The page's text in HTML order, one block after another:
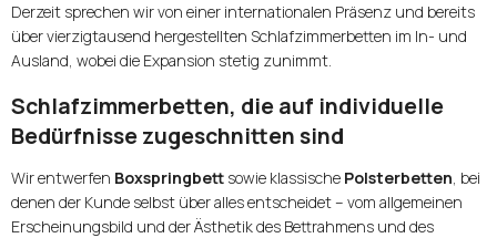
Derzeit sprechen wir von einer internationalen Präsenz und bereits
über vierzigtausend hergestellten Schlafzimmerbetten im In- und
Ausland, wobei die Expansion stetig zunimmt.
Schlafzimmerbetten, die auf individuelle
Bedürfnisse zugeschnitten sind
Wir entwerfen Boxspringbett sowie klassische Polsterbetten, bei
denen der Kunde selbst über alles entscheidet – vom allgemeinen
Erscheinungsbild und der Ästhetik des Bettrahmens und des